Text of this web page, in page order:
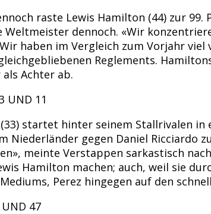
raste Lewis Hamilton (44) zur
Weltmeister dennoch. «Wir
haben im Vergleich zum Vorjahr
Reglements.
Achter ab.
UND 11
startet hinter seinem Stallrivalen in
Niederländer gegen Daniel Ricciardo
meinte Verstappen sarkastisch
Hamilton machen; auch, weil sie
Perez hingegen auf den
47